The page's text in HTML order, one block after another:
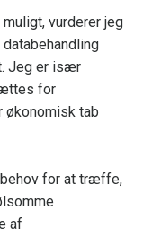
vurderer jeg
Jeg er især
for
økonomisk tab
for at træffe,
af